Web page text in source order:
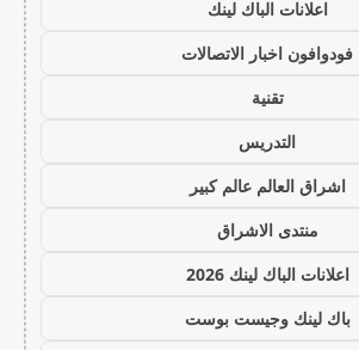
اعلانات الباك لينك
فودوافون اخبار الاتصالات
تقنية
التدريس
اشراق العالم عالم كبير
منتدى الاشراق
اعلانات الباك لينك 2026
باك لينك وجيست بوست